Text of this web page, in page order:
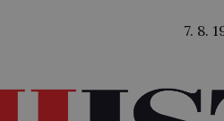
7. 8. 1945: Do